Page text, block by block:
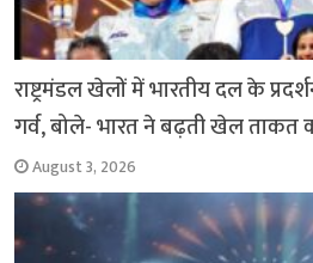
राष्ट्रमंडल खेलों में भारतीय दल के
गर्व, बोले- भारत ने बढ़ती खेल ताकत
August 3, 2026